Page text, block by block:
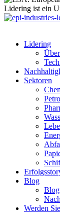
Lidering ist ein
Lidering
Sektoren
Blog
Blog
Werden